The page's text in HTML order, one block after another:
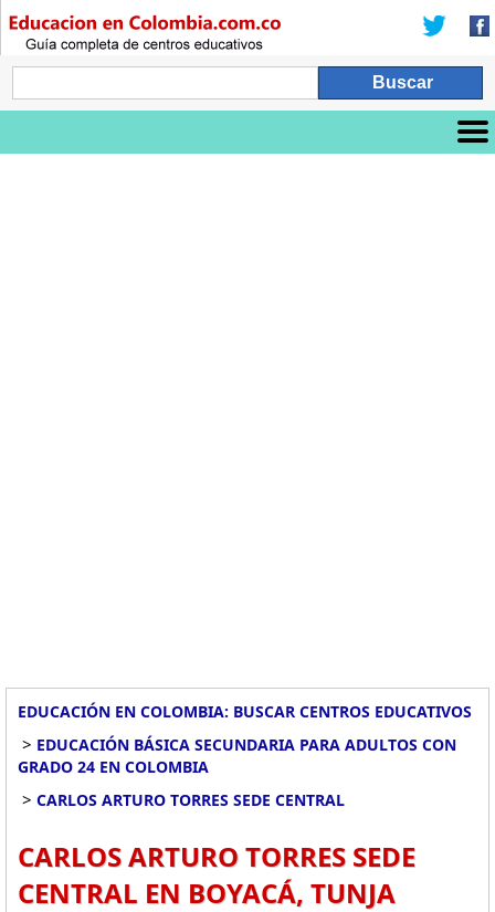
EDUCACIÓN EN COLOMBIA: BUSCAR CENTROS EDUCATIVOS
> EDUCACIÓN BÁSICA SECUNDARIA PARA ADULTOS CON
GRADO 24 EN COLOMBIA
> CARLOS ARTURO TORRES SEDE CENTRAL
CARLOS ARTURO TORRES SEDE
CENTRAL EN BOYACÁ, TUNJA